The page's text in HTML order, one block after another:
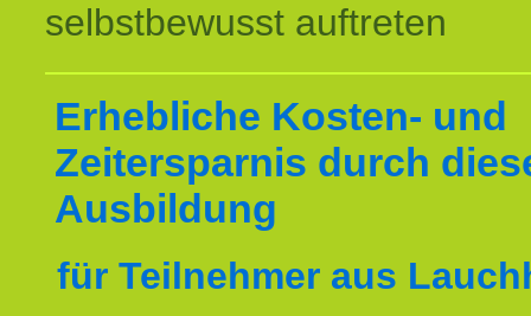
selbstbewusst auftreten
Erhebliche Kosten- und
Zeitersparnis durch
Ausbildung
für Teilnehmer aus